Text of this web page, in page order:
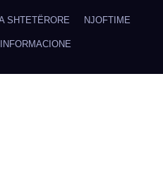
SHTETËRORE NJOFTIME
INFORMACIONE